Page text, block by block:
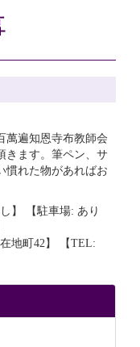
萬遍知恩寺布教師会
きます。筆ペン、サ
慣れた物があればお
し】 【駐車場: あり
地町42】 【TEL: